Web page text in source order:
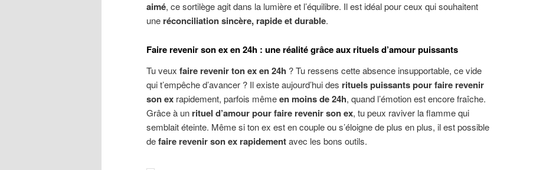
aimé, ce sortilège agit dans la lumière et l’équilibre. Il est idéal pour ceux qui souhaitent
une réconciliation sincère, rapide et durable.
Faire revenir son ex en 24h : une réalité grâce aux rituels d’amour puissants
Tu veux faire revenir ton ex en 24h ? Tu ressens cette absence insupportable, ce vide
qui t’empêche d’avancer ? Il existe aujourd’hui des rituels puissants pour faire revenir
son ex rapidement, parfois mêmeen moins de 24h, quand l’émotion est encore fraîche.
Grâce à un rituel d’amour pour faire revenir son ex, tu peux raviver la flamme qui
semblait éteinte. Même si ton ex est en couple ou s’éloigne de plus en plus, il est possible
defaire revenir son ex rapidementavec les bons outils.